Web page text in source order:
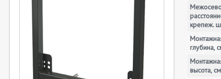
крепеж.
глубина,
высота, см